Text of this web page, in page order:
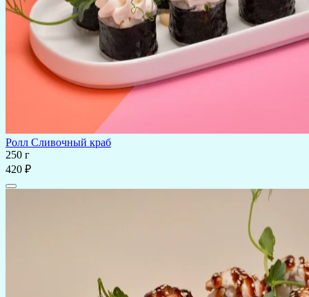
Ролл Сливочный краб
250 г
420 ₽